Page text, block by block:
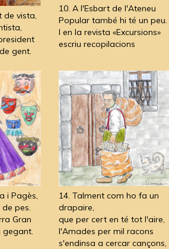
de vista,
gent.
10. A l'Esbart de l'Ateneu
Popular també hi té un peu.
I en la revista «Excursions»
escriu recopilacions
i Pagès,
pes.
Gran
gegant.
14. Talment com ho fa un
drapaire,
que per cert en té tot l'aire,
l'Amades per mil racons
s'endinsa a cercar cançons,